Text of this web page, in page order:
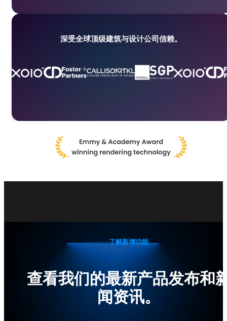
深受全球顶级建筑与设计公司信赖。
查看我们的最新产品发布和
闻资讯。
了解新增功能